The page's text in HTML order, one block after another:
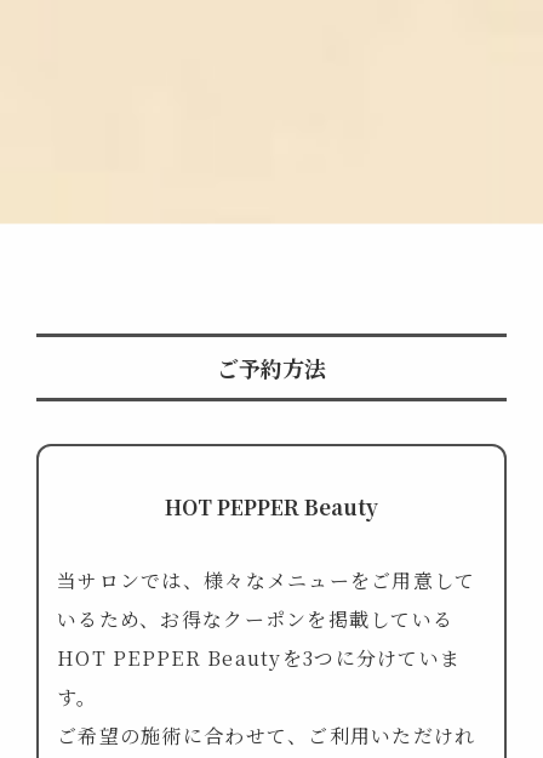
ご予約方法
HOT PEPPER Beauty
当サロンでは、様々なメニューをご用意して
いるため、 お得なクーポンを掲載している
HOT PEPPER Beautyを3つに分けていま
す。
ご希望の施術に合わせて、ご利用いただけれ